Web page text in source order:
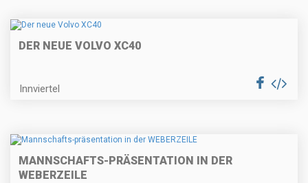
DER NEUE VOLVO XC40
Innviertel
MANNSCHAFTS-PRÄSENTATION IN DER
WEBERZEILE